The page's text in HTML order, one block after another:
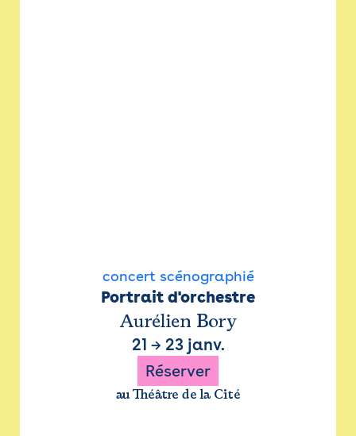
concert scénographié
Portrait d'orchestre
Aurélien Bory
21 → 23 janv.
Réserver
au Théâtre de la Cité